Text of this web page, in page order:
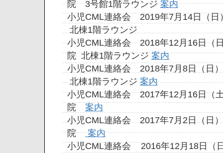
院 3号館1階ラウンジ案内
小児CML連絡会 2019年7月14日（
北棟1階ラウンジ
小児CML連絡会 2018年12月16日（
院 北棟1階ラウンジ 案内
小児CML連絡会 2018年7月8日（日
北棟1階ラウンジ 案内
小児CML連絡会 2017年12月16日（
院 案内
小児CML連絡会 2017年7月2日（日
院 案内
小児CML連絡会 2016年12月18日（